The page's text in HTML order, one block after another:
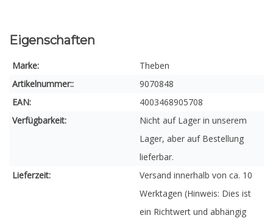
Eigenschaften
Marke:
Theben
Artikelnummer::
9070848
EAN:
4003468905708
Verfügbarkeit:
Nicht auf Lager in unserem
Lager, aber auf Bestellung
lieferbar.
Lieferzeit:
Versand innerhalb von ca. 10
Werktagen (Hinweis: Dies ist
ein Richtwert und abhängig